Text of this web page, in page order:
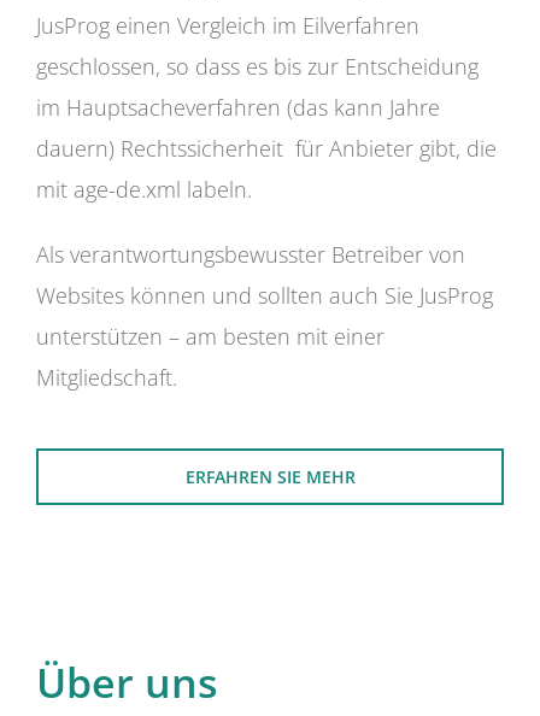
JusProg einen Vergleich im Eilverfahren
geschlossen, so dass es bis zur Entscheidung
im Hauptsacheverfahren (das kann Jahre
dauern) Rechtssicherheit für Anbieter gibt, die
mit age-de.xml labeln.
Als verantwortungsbewusster Betreiber von
Websites können und sollten auch Sie JusProg
unterstützen – am besten mit einer
Mitgliedschaft.
ERFAHREN SIE MEHR
Über uns